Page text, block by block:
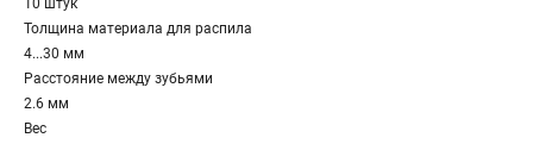
10 штук
Толщина материала для распила
4...30 мм
Расстояние между зубьями
2.6 мм
Вес